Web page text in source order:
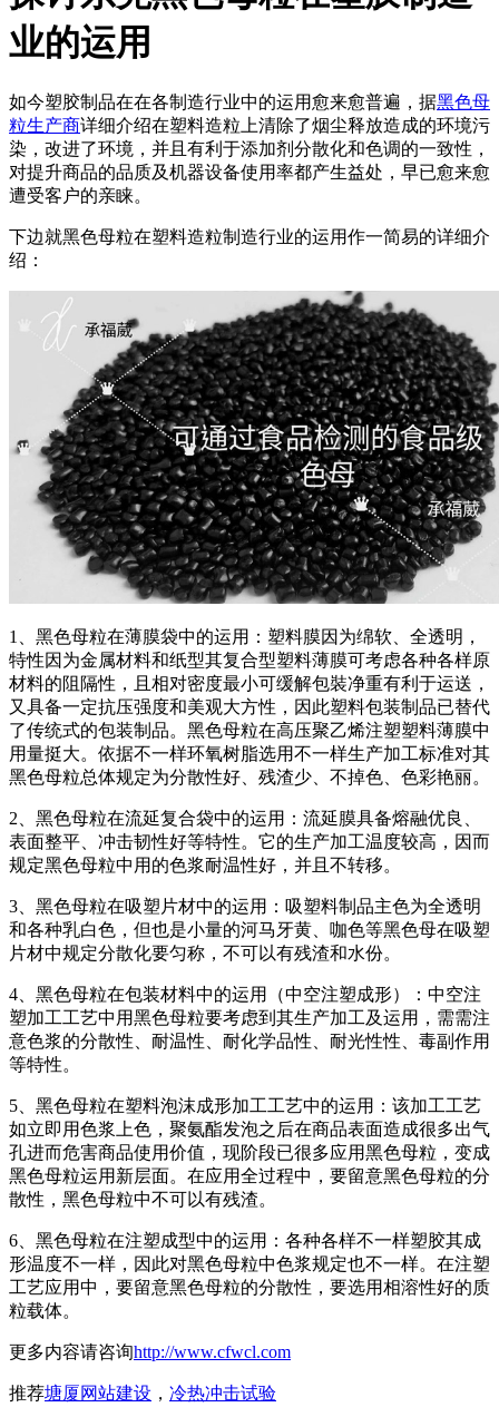
业的运用
如今塑胶制品在在各制造行业中的运用愈来愈普遍，据黑色母
粒生产商详细介绍在塑料造粒上清除了烟尘释放造成的环境污
染，改进了环境，并且有利于添加剂分散化和色调的一致性，
对提升商品的品质及机器设备使用率都产生益处，早已愈来愈
遭受客户的亲睐。
下边就黑色母粒在塑料造粒制造行业的运用作一简易的详细介
绍：
1、黑色母粒在薄膜袋中的运用：塑料膜因为绵软、全透明，
特性因为金属材料和纸型其复合型塑料薄膜可考虑各种各样原
材料的阻隔性，且相对密度最小可缓解包裝净重有利于运送，
又具备一定抗压强度和美观大方性，因此塑料包装制品已替代
了传统式的包装制品。黑色母粒在高压聚乙烯注塑塑料薄膜中
用量挺大。依据不一样环氧树脂选用不一样生产加工标准对其
黑色母粒总体规定为分散性好、残渣少、不掉色、色彩艳丽。
2、黑色母粒在流延复合袋中的运用：流延膜具备熔融优良、
表面整平、冲击韧性好等特性。它的生产加工温度较高，因而
规定黑色母粒中用的色浆耐温性好，并且不转移。
3、黑色母粒在吸塑片材中的运用：吸塑料制品主色为全透明
和各种乳白色，但也是小量的河马牙黄、咖色等黑色母在吸塑
片材中规定分散化要匀称，不可以有残渣和水份。
4、黑色母粒在包装材料中的运用（中空注塑成形）：中空注
塑加工工艺中用黑色母粒要考虑到其生产加工及运用，需需注
意色浆的分散性、耐温性、耐化学品性、耐光性性、毒副作用
等特性。
5、黑色母粒在塑料泡沫成形加工工艺中的运用：该加工工艺
如立即用色浆上色，聚氨酯发泡之后在商品表面造成很多出气
孔进而危害商品使用价值，现阶段已很多应用黑色母粒，变成
黑色母粒运用新层面。在应用全过程中，要留意黑色母粒的分
散性，黑色母粒中不可以有残渣。
6、黑色母粒在注塑成型中的运用：各种各样不一样塑胶其成
形温度不一样，因此对黑色母粒中色浆规定也不一样。在注塑
工艺应用中，要留意黑色母粒的分散性，要选用相溶性好的质
粒载体。
更多内容请咨询http://www.cfwcl.com
推荐塘厦网站建设 ， 冷热冲击试验